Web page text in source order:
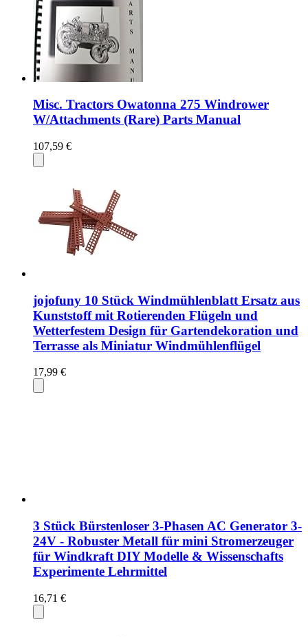
Misc. Tractors Owatonna 275 Windrower
W/Attachments (Rare) Parts Manual
107,59 €
jojofuny 10 Stück Windmühlenblatt Ersatz aus
Kunststoff mit Rotierenden Flügeln und
Wetterfestem Design für Gartendekoration und
Terrasse als Miniatur Windmühlenflügel
17,99 €
3 Stück Bürstenloser 3-Phasen AC Generator 3-
24V - Robuster Metall für mini Stromerzeuger
für Windkraft DIY Modelle & Wissenschafts
Experimente Lehrmittel
16,71 €